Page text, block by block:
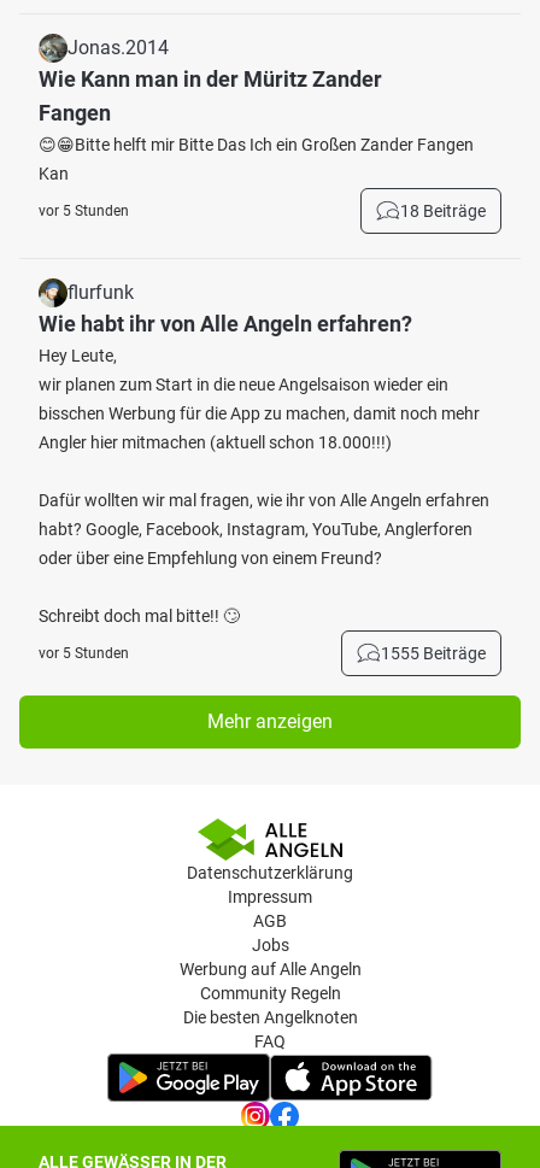
ALLE GEWÄSSER IN DER
Jonas.2014
Wie Kann man in der Müritz Zander
Fangen
😊😁Bitte helft mir Bitte Das Ich ein Großen Zander Fangen
Kan
vor 5 Stunden 18 Beiträge
flurfunk
Wie habt ihr von Alle Angeln erfahren?
Hey Leute,
wir planen zum Start in die neue Angelsaison wieder ein
bisschen Werbung für die App zu machen, damit noch mehr
Angler hier mitmachen (aktuell schon 18.000!!!)
Dafür wollten wir mal fragen, wie ihr von Alle Angeln erfahren
habt? Google, Facebook, Instagram, YouTube, Anglerforen
oder über eine Empfehlung von einem Freund?
Schreibt doch mal bitte!! 🙄
vor 5 Stunden 1555 Beiträge
Mehr anzeigen
Datenschutzerklärung
Impressum
AGB
Jobs
Werbung auf Alle Angeln
Community Regeln
Die besten Angelknoten
FAQ